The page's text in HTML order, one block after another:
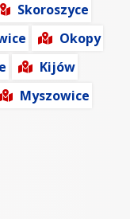
Skoroszyce
Okopy
Kijów
Myszowice